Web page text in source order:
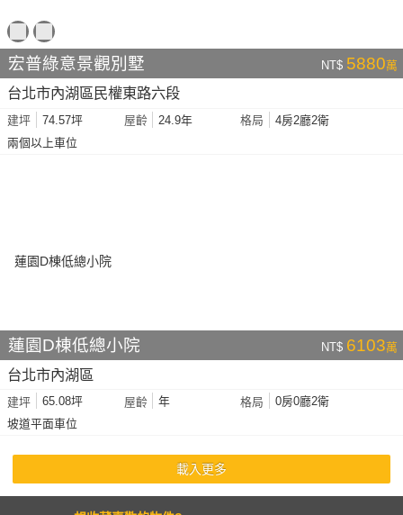
宏普綠意景觀別墅 NT$ 5880萬
台北市內湖區民權東路六段
建坪 74.57坪 屋齡 24.9年 格局
4房2廳2衛
兩個以上車位
蓮園D棟低總小院 NT$ 6103萬
台北市內湖區
建坪 65.08坪 屋齡 年 格局
0房0廳2衛
坡道平面車位
載入更多